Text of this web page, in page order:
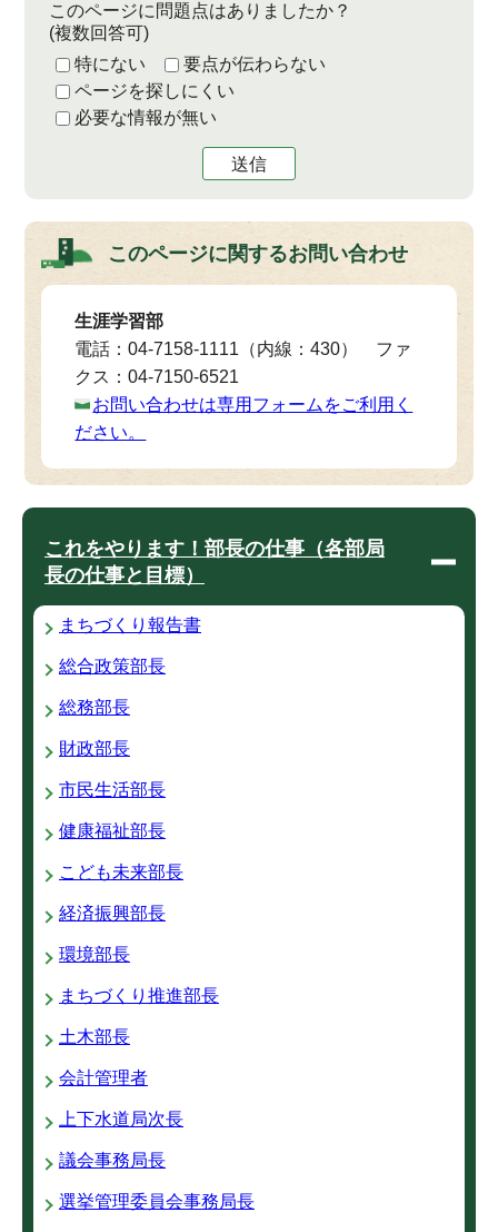
このページに問題点はありましたか？
(複数回答可)
特にない
要点が伝わらない
ページを探しにくい
必要な情報が無い
送信
このページに関するお問い合わせ
生涯学習部
電話：04-7158-1111（内線：430） ファ
クス：04-7150-6521
お問い合わせは専用フォームをご利用く
ださい。
これをやります！部長の仕事（各部局
長の仕事と目標）
まちづくり報告書
総合政策部長
総務部長
財政部長
市民生活部長
健康福祉部長
こども未来部長
経済振興部長
環境部長
まちづくり推進部長
土木部長
会計管理者
上下水道局次長
議会事務局長
選挙管理委員会事務局長